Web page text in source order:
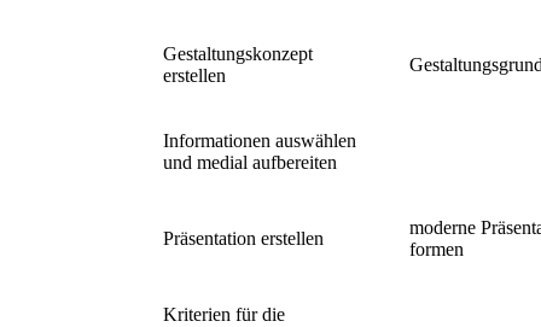
Gestaltungskonzept
erstellen
Informationen auswählen
und medial aufbereiten
Präsentation erstellen
moderne
formen
Kriterien für die